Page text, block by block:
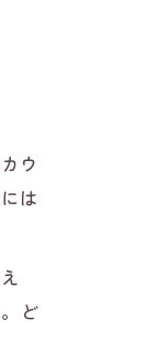
ウ
は
ど